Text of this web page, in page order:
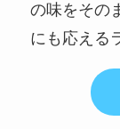
の味をその
にも応える